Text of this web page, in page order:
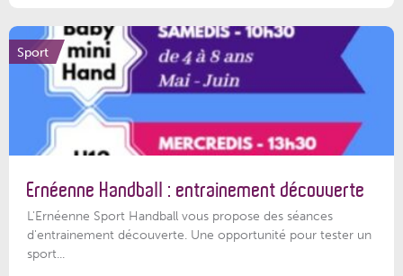
Sport
Ernéenne Handball : entrainement découverte
L'Ernéenne Sport Handball vous propose des séances
d'entrainement découverte. Une opportunité pour tester un
sport...